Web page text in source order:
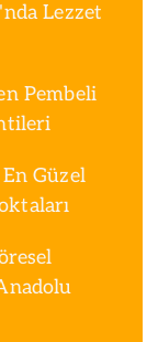
Lezzet
Pembeli
Güzel